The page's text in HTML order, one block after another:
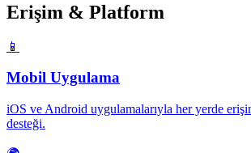
Erişim & Platform
📱
Mobil Uygulama
iOS ve Android uygulamalarıyla her yerde
desteği.